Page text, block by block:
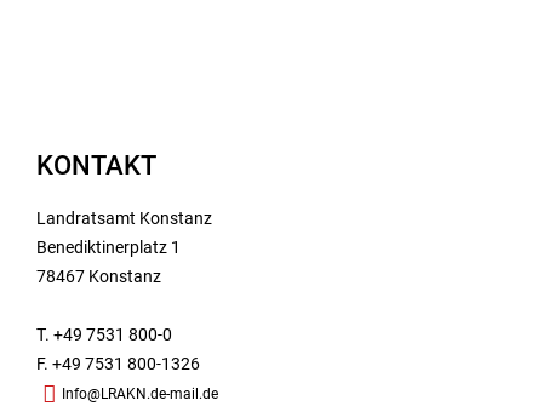
KONTAKT
Landratsamt Konstanz
Benediktinerplatz 1
78467 Konstanz
T. +49 7531 800-0
F. +49 7531 800-1326
Info@LRAKN.de-mail.de